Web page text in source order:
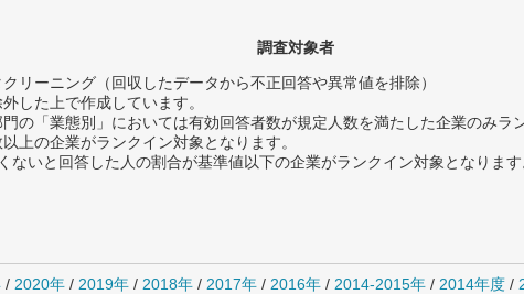
調査対象者
リーニング（回収したデータから不正回答や異常値を排除）
した上で作成しています。
の「業態別」においては有効回答者数が規定人数を満たした企業のみラ
上の企業がランクイン対象となります。
いと回答した人の割合が基準値以下の企業がランクイン対象となります
/ 2020年 / 2019年 / 2018年 / 2017年 / 2016年 / 2014-2015年 / 2014年度 /